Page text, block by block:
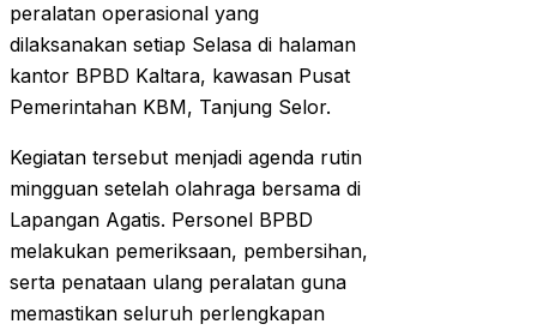
peralatan operasional yang
dilaksanakan setiap Selasa di halaman
kantor BPBD Kaltara, kawasan Pusat
Pemerintahan KBM, Tanjung Selor.
Kegiatan tersebut menjadi agenda rutin
mingguan setelah olahraga bersama di
Lapangan Agatis. Personel BPBD
melakukan pemeriksaan, pembersihan,
serta penataan ulang peralatan guna
memastikan seluruh perlengkapan